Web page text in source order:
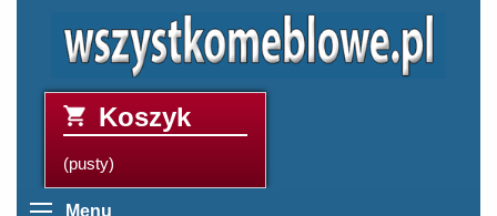
Koszyk
(pusty)
Menu